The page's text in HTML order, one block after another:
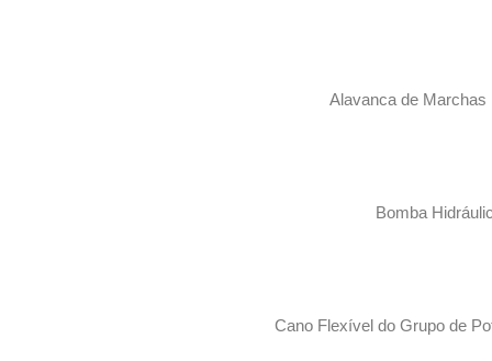
Alavanca de Marchas
Bomba
Cano Flexível do Grupo de